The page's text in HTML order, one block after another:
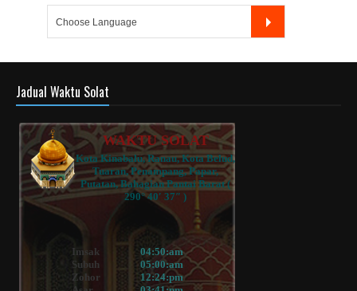
Jadual Waktu Solat